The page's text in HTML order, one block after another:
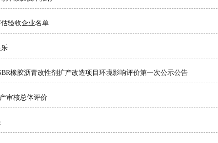
验收企业名单
橡胶沥青改性剂扩产改造项目环境影响评价第一次公示公告
审核总体评价